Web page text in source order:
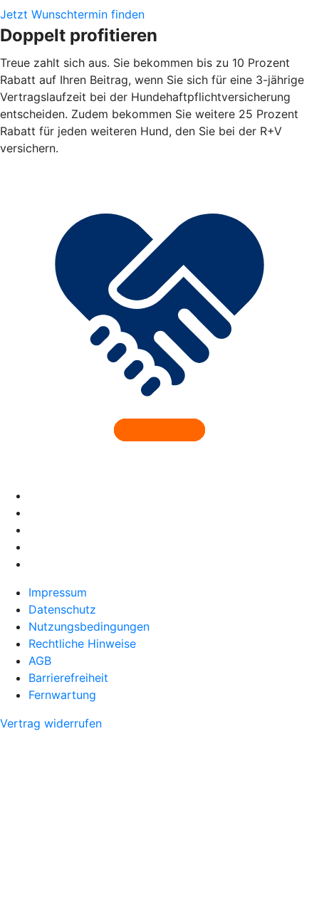
Jetzt Wunschtermin finden
Doppelt profitieren
Treue zahlt sich aus. Sie bekommen bis zu 10 Prozent
Rabatt auf Ihren Beitrag, wenn Sie sich für eine 3-jährige
Vertragslaufzeit bei der Hundehaftpflichtversicherung
entscheiden. Zudem bekommen Sie weitere 25 Prozent
Rabatt für jeden weiteren Hund, den Sie bei der R+V
versichern.
Impressum
Datenschutz
Nutzungsbedingungen
Rechtliche Hinweise
AGB
Barrierefreiheit
Fernwartung
Vertrag widerrufen